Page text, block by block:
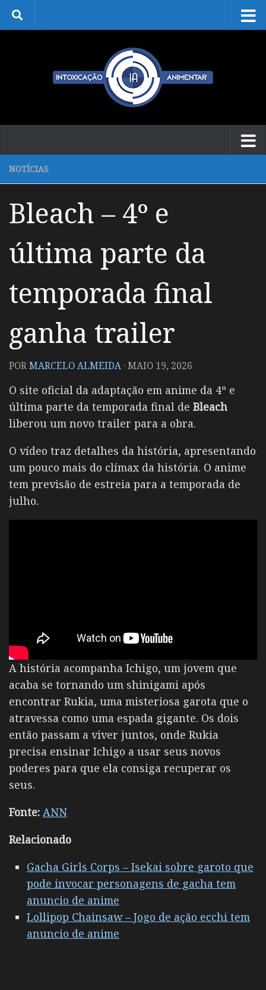
Skip to content
NOTÍCIAS
Bleach – 4º e
última parte da
temporada final
ganha trailer
PORMARCELO ALMEIDA ·MAIO 19, 2026
O site oficial da adaptação em anime da 4º e
última parte da temporada final de Bleach
liberou um novo trailer para a obra.
O vídeo traz detalhes da história, apresentando
um pouco mais do clímax da história. O anime
tem previsão de estreia para a temporada de
julho.
A história acompanha Ichigo, um jovem que
acaba se tornando um shinigami após
encontrar Rukia, uma misteriosa garota que o
atravessa como uma espada gigante. Os dois
então passam a viver juntos, onde Rukia
precisa ensinar Ichigo a usar seus novos
poderes para que ela consiga recuperar os
seus.
Fonte: ANN
Relacionado
Gacha Girls Corps – Isekai sobre garoto que
pode invocar personagens de gacha tem
anuncio de anime
Lollipop Chainsaw – Jogo de ação ecchi tem
anuncio de anime